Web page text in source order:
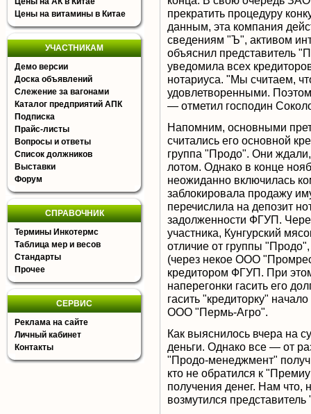
Цены на витамины в Китае
УЧАСТНИКАМ
Демо версии
Доска объявлений
Слежение за вагонами
Каталог предприятий АПК
Подписка
Прайс-листы
Вопросы и ответы
Список должников
Выставки
Форум
СПРАВОЧНИК
Термины Инкотермс
Таблица мер и весов
Стандарты
Прочее
СЕРВИС
Реклама на сайте
Личный кабинет
Контакты
прекратить процедуру
данным, эта компания
сведениям "Ъ", активом
объяснил представитель
уведомила всех
нотариуса. "Мы считаем,
удовлетворенными.
— отметил господин
Напомним, основными
считались его основной
группа "Продо". Они
лотом. Однако в конце
неожиданно включилась
заблокировала продажу
перечислила на депозит
задолженности ФГУП.
участника, Кунгурский
отличие от группы
(через некое ООО
кредитором ФГУП. При
наперегонки гасить его
гасить "кредиторку"
ООО "Пермь-Агро".
Как выяснилось вчера на
деньги. Однако все — от
"Продо-менеджмент"
кто не обратился к
получения денег. Нам
возмутился